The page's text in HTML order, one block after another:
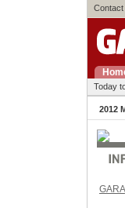
Contact
Today
2012
GARA